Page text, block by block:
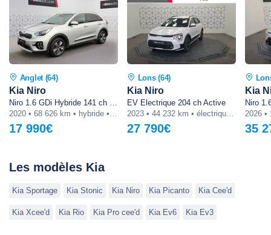
Anglet (64)
Kia Niro
Niro 1.6 GDi Hybride 141 ch DCT6 Active 5p
2020 • 68 626 km • hybride • automatique
17 990€
Lons (64)
Kia Niro
EV Electrique 204 ch Active
2023 • 44 232 km • électrique • automatique
27 790€
Kia
35
Les modèles Kia
Kia Sportage Kia Stonic Kia Niro Kia Picanto Kia Cee'd
Kia Xcee'd Kia Rio Kia Pro cee'd Kia Ev6 Kia Ev3